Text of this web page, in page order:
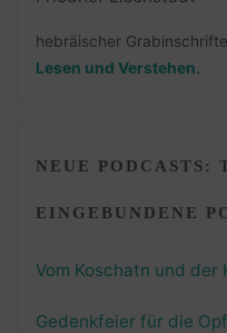
hebräischer
Lesen und Verstehen
NEUE PODCASTS:
EINGEBUNDENE
Vom Koschatn und der
Gedenkfeier für die